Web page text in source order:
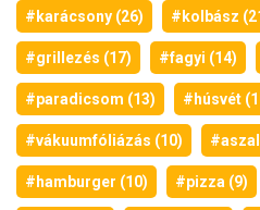
#karácsony (26) #kolbász
#grillezés (17) #fagyi (14)
#paradicsom (13) #húsvét
#vákuumfóliázás (10)
#hamburger (10) #pizza (9)